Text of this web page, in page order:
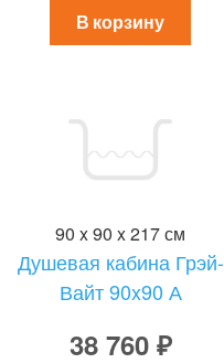
В корзину
90 x 90 x 217 см
Душевая кабина Грэй-
Вайт 90x90 А
38 760 ₽